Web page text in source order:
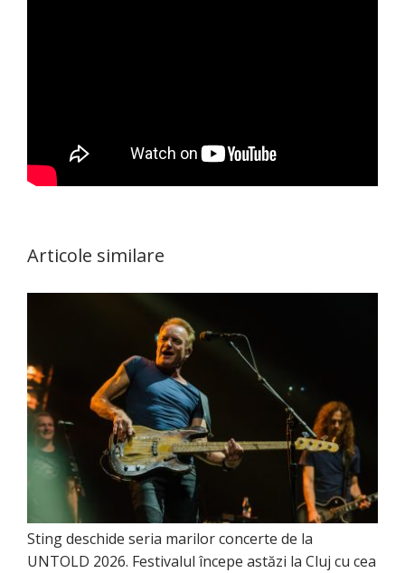
Articole similare
Sting deschide seria marilor concerte de la
UNTOLD 2026. Festivalul începe astăzi la Cluj cu cea